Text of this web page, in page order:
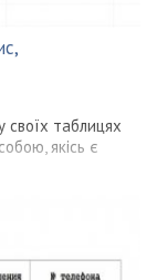
своїх таблицях
якісь є